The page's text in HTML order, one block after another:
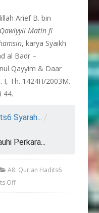
Arief B. bin
Matin fi
, karya Syaikh
al Badr –
Qayyim & Daar
I, Th. 1424H/2003M.
44.
Syarah... /
Perkara...
A8. Qur'an Hadits6
Off